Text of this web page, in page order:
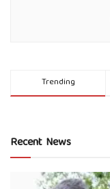
Trending
Recent News